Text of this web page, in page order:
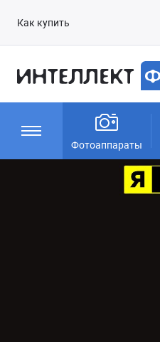
Как купить
Фотоаппараты